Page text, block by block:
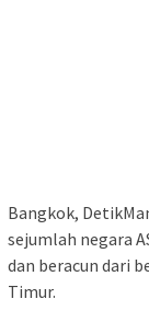
Bangkok,
sejumlah negara
dan beracun dari
Timur.